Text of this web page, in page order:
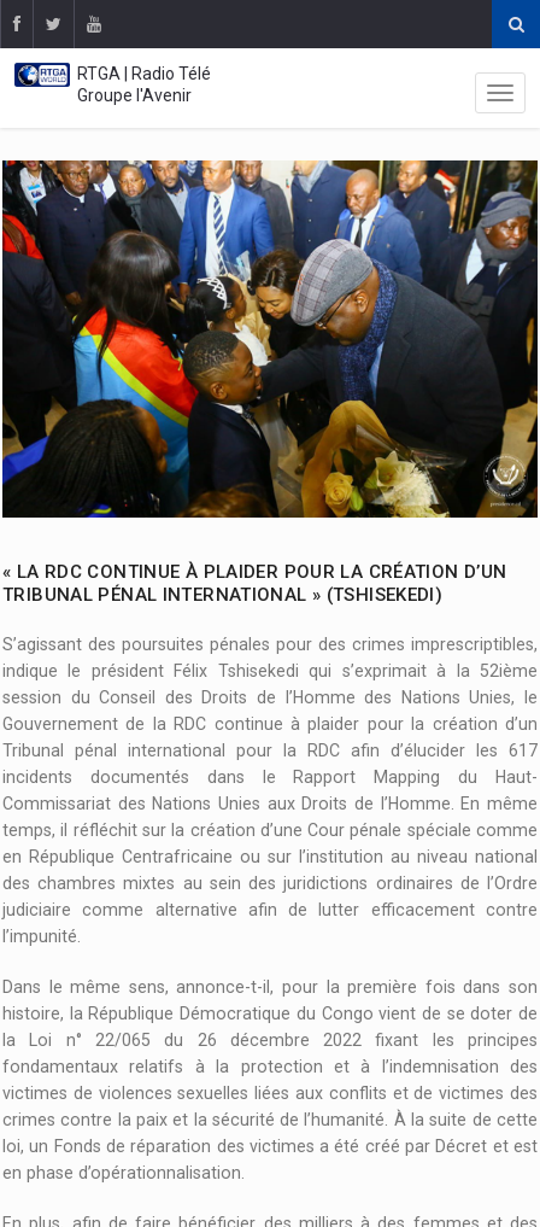
RTGA | Radio Télé
Groupe l'Avenir
« LA RDC CONTINUE À PLAIDER POUR LA CRÉATION D’UN
TRIBUNAL PÉNAL INTERNATIONAL » (TSHISEKEDI)
S’agissant des poursuites pénales pour des crimes imprescriptibles,
indique le président Félix Tshisekedi qui s’exprimait à la 52ième
session du Conseil des Droits de l’Homme des Nations Unies, le
Gouvernement de la RDC continue à plaider pour la création d’un
Tribunal pénal international pour la RDC afin d’élucider les 617
incidents documentés dans le Rapport Mapping du Haut-
Commissariat des Nations Unies aux Droits de l’Homme. En même
temps, il réfléchit sur la création d’une Cour pénale spéciale comme
en République Centrafricaine ou sur l’institution au niveau national
des chambres mixtes au sein des juridictions ordinaires de l’Ordre
judiciaire comme alternative afin de lutter efficacement contre
l’impunité.
Dans le même sens, annonce-t-il, pour la première fois dans son
histoire, la République Démocratique du Congo vient de se doter de
la Loi n° 22/065 du 26 décembre 2022 fixant les principes
fondamentaux relatifs à la protection et à l’indemnisation des
victimes de violences sexuelles liées aux conflits et de victimes des
crimes contre la paix et la sécurité de l’humanité. À la suite de cette
loi, un Fonds de réparation des victimes a été créé par Décret et est
en phase d’opérationnalisation.
En plus, afin de faire bénéficier des milliers à des femmes et des